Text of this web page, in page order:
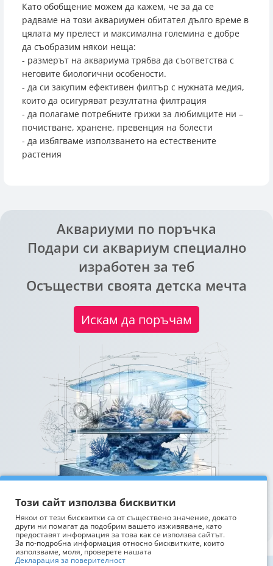
Като обобщение можем да кажем, че за да се
радваме на този аквариумен обитател дълго време в
цялата му прелест и максимална големина е добре
да съобразим някои неща:
- размерът на аквариума трябва да съответства с
неговите биологични особености.
- да си закупим ефективен филтър с нужната медия,
които да осигуряват резултатна филтрация
- да полагаме потребните грижи за любимците ни –
почистване, хранене, превенция на болести
- да избягваме използването на естествените
растения
Аквариуми по поръчка
Подари си аквариум специално
изработен за теб
Осъществи своята детска мечта
Искам да поръчам
Този сайт използва бисквитки
Някои от тези бисквитки са от съществено значение, докато
други ни помагат да подобрим вашето изживяване, като
предоставят информация за това как се използва сайтът.
За по-подробна информация относно бисквитките, които
използваме, моля, проверете нашата
Декларация за поверителност